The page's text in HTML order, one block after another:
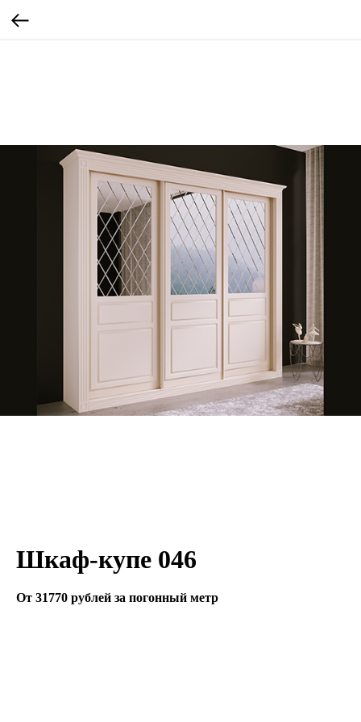
Шкаф-купе 046
От 31770 рублей за погонный метр